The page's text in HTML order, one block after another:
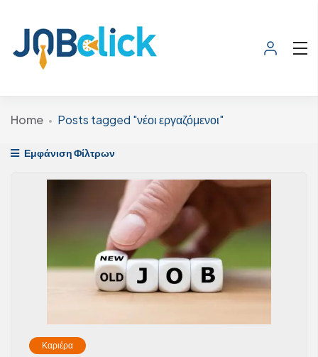
Home Posts tagged "νέοι εργαζόμενοι"
Εμφάνιση Φίλτρων
Καριέρα